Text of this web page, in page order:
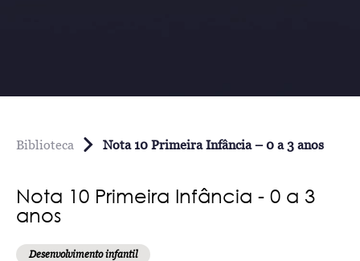
Biblioteca Nota 10 Primeira Infância – 0 a 3 anos
Nota 10 Primeira Infância - 0 a 3
anos
Desenvolvimento infantil